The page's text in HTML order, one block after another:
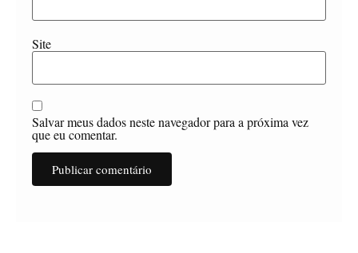
Site
Salvar meus dados neste navegador para a próxima vez
que eu comentar.